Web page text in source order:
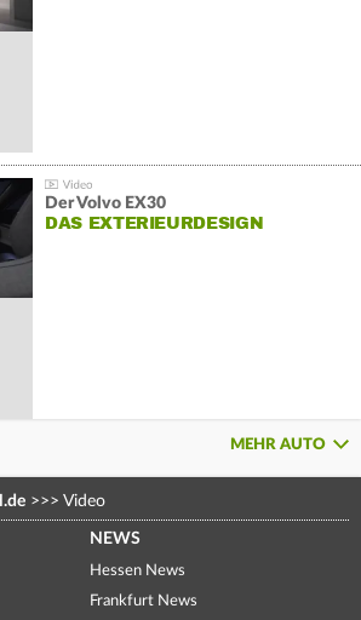
Der Volvo EX30
DAS EXTERIEURDESIGN
MEHR AUTO
>>> Video
NEWS
Hessen News
Frankfurt News